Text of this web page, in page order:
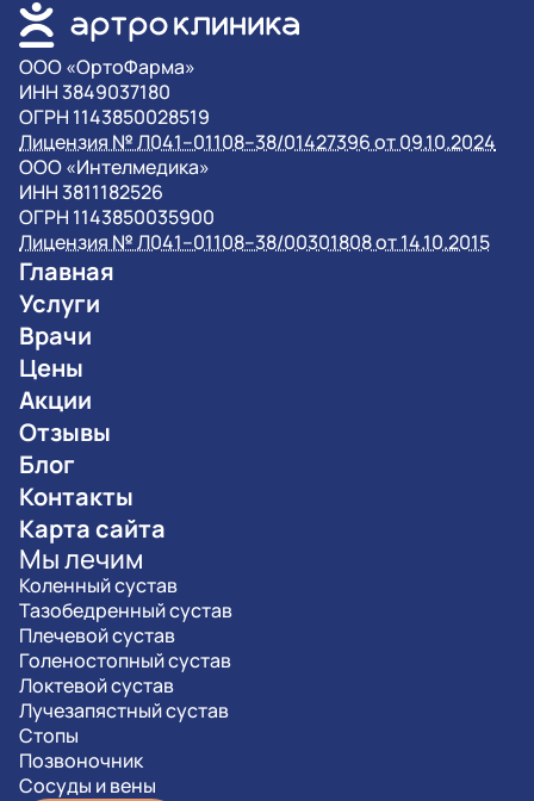
OOO «ОртоФарма»
ИНН 3849037180
ОГРН 1143850028519
Лицензия № Л041–01108–38/01427396 от 09.10.2024
OOO «Интелмедика»
ИНН 3811182526
ОГРН 1143850035900
Лицензия № Л041–01108–38/00301808 от 14.10.2015
Главная
Услуги
Врачи
Цены
Акции
Отзывы
Блог
Контакты
Карта сайта
Мы лечим
Коленный сустав
Тазобедренный сустав
Плечевой сустав
Голеностопный сустав
Локтевой сустав
Лучезапястный сустав
Стопы
Позвоночник
Сосуды и вены